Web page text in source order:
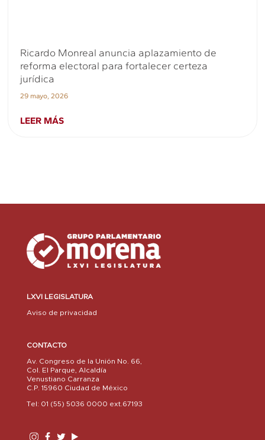
Ricardo Monreal anuncia aplazamiento de
reforma electoral para fortalecer certeza
jurídica
29 mayo, 2026
LEER MÁS
LXVI LEGISLATURA
Aviso de privacidad
CONTACTO
Av. Congreso de la Unión No. 66,
Col. El Parque, Alcaldía
Venustiano Carranza
C.P. 15960 Ciudad de México
Tel: 01 (55) 5036 0000 ext.67193